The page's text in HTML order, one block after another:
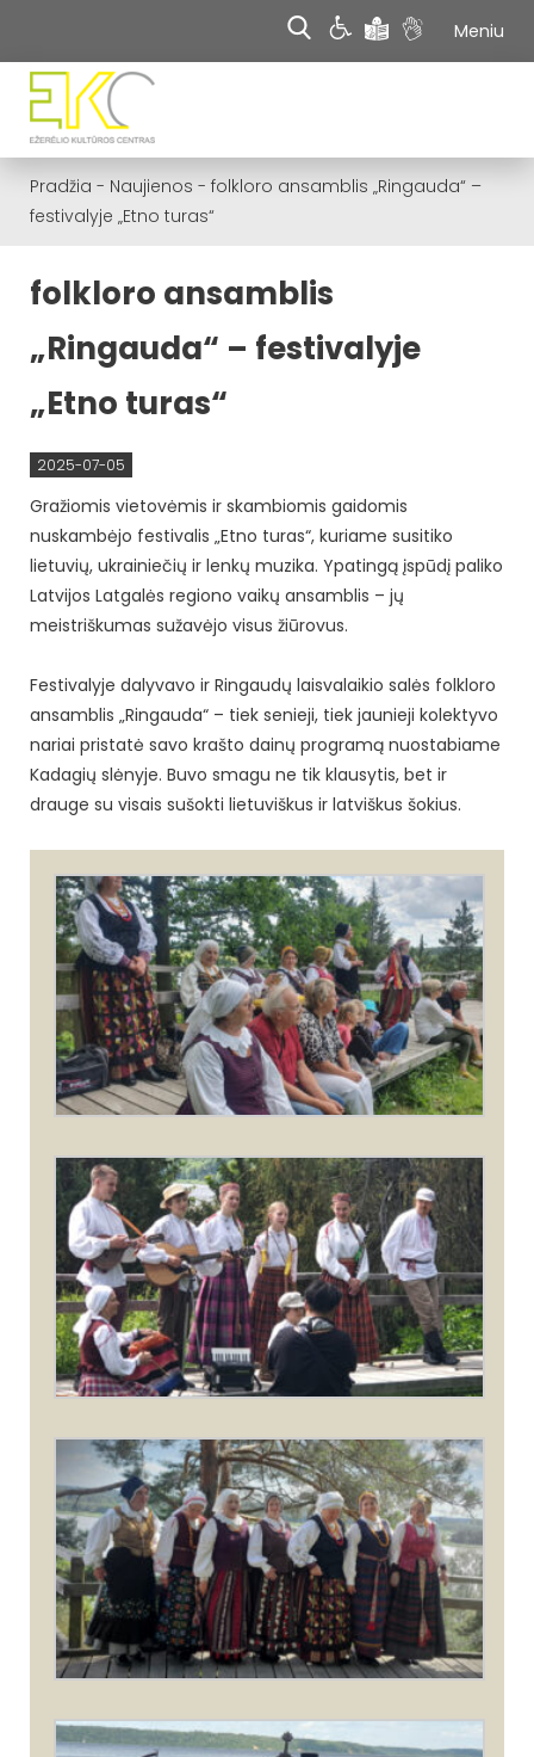
Meniu
Pradžia - Naujienos - folkloro ansamblis „Ringauda“ –
festivalyje „Etno turas“
folkloro ansamblis
„Ringauda“ – festivalyje
„Etno turas“
2025-07-05
Gražiomis vietovėmis ir skambiomis gaidomis
nuskambėjo festivalis „Etno turas“, kuriame susitiko
lietuvių, ukrainiečių ir lenkų muzika. Ypatingą įspūdį paliko
Latvijos Latgalės regiono vaikų ansamblis – jų
meistriškumas sužavėjo visus žiūrovus.
Festivalyje dalyvavo ir Ringaudų laisvalaikio salės folkloro
ansamblis „Ringauda“ – tiek senieji, tiek jaunieji kolektyvo
nariai pristatė savo krašto dainų programą nuostabiame
Kadagių slėnyje. Buvo smagu ne tik klausytis, bet ir
drauge su visais sušokti lietuviškus ir latviškus šokius.